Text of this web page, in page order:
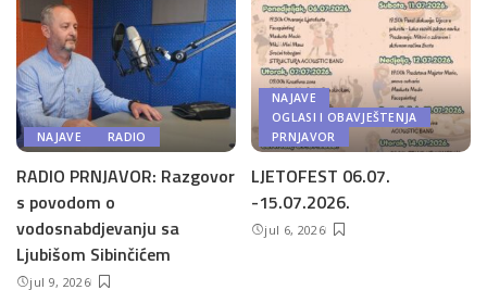
NAJAVE RADIO
RADIO PRNJAVOR: Razgovor
s povodom o
vodosnabdjevanju sa
Ljubišom Sibinčićem
jul 9, 2026
NAJAVE
OGLASI I OBAVJEŠTENJA
PRNJAVOR
LJETOFEST 06.07.
-15.07.2026.
jul 6, 2026